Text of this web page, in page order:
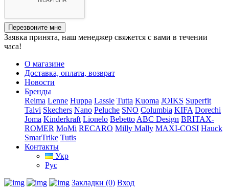
Перезвоните мне
Заявка принята, наш менеджер свяжется с вами в течении
часа!
О магазине
Доставка, оплата, возврат
Новости
Бренды
Reima Lenne Huppa Lassie Tutta Kuoma JOIKS Superfit
Talvi Skechers Nano Peluche SNO Columbia KIFA Dorechi
Joma Kinderkraft Lionelo Bebetto ABC Design BRITAX-
ROMER MoMi RECARO Milly Mally MAXI-COSI Hauck
SmarTrike Tutis
Контакты
Укр
Рус
Закладки (0) Вход